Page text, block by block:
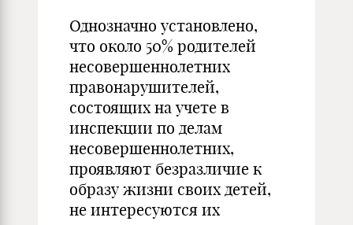
Однозначно установлено,
что около 50% родителей
несовершеннолетних
правонарушителей,
состоящих на учете в
инспекции по делам
несовершеннолетних,
проявляют безразличие к
образу жизни своих детей,
не интересуются их